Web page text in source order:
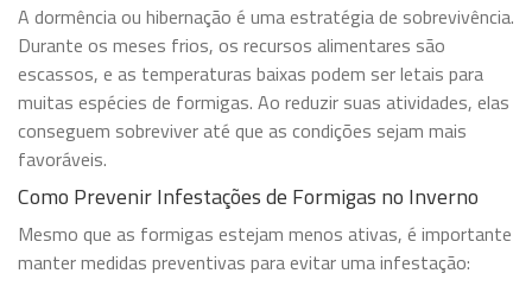
A dormência ou hibernação é uma estratégia de sobrevivência.
Durante os meses frios, os recursos alimentares são
escassos, e as temperaturas baixas podem ser letais para
muitas espécies de formigas. Ao reduzir suas atividades, elas
conseguem sobreviver até que as condições sejam mais
favoráveis.
Como Prevenir Infestações de Formigas no Inverno
Mesmo que as formigas estejam menos ativas, é importante
manter medidas preventivas para evitar uma infestação: